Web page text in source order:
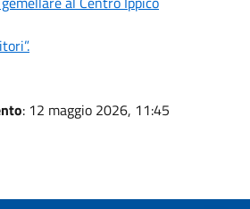
: 12 maggio 2026, 11:45